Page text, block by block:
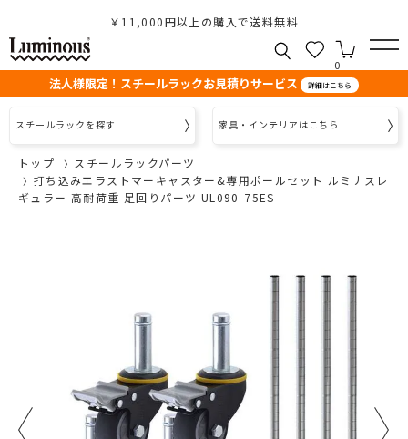
￥11,000円以上の購入で送料無料
0
法人様限定！スチールラックお見積りサービス 詳細はこちら
スチールラックを探す 家具・インテリアはこちら
トップ
スチールラックパーツ
打ち込みエラストマーキャスター&専用ポールセット ルミナスレ
ギュラー 高耐荷重 足回りパーツ UL090-75ES